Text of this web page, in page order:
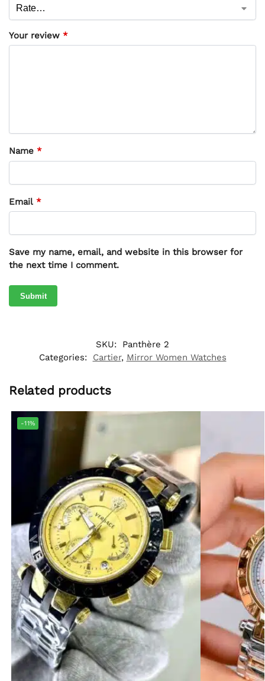
Your review *
Name *
Email *
Save my name, email, and website in this browser for
the next time I comment.
SKU:
Panthère 2
Categories:
Cartier, Mirror Women Watches
Related products
-11%